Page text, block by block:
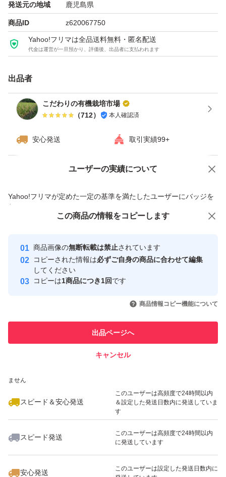
芽が出ているので芽の部分を取って調理を
お願いします。
発送致します。
発送元の地域 鹿児島県
商品ID z620067750
Yahoo!フリマは全品送料無料・匿名配送
代金は運営が一旦預かり、評価後、出品者に支払われます
出品者
こだわりの有機栽培市場
（712） 本人確認済
安心発送 取引実績99+
ユーザーの実績について
Yahoo!フリマが定めた一定の基準を満たしたユーザーにバッジを
付与しています
安心取引出品者
心・安全なユーザーです
取引実績
引を完了させた実績があります
での取引実績があります
ません
スピード＆安心発送
このユーザーは高頻度で24時間以内
＆設定した発送日数内に発送していま
す
スピード発送
このユーザーは高頻度で24時間以内
に発送しています
安心発送
このユーザーは設定した発送日数内に
価格の相談 商品への質問
この商品の情報をコピーします
商品画像の無断転載は禁止されています
コピーされた情報は必ずご自身の商品に合わせて編集
してください
コピーは1商品につき1回です
商品情報コピー機能について
出品ページへ
キャンセル
この商品をみている人にオススメ
いいね！
1,600